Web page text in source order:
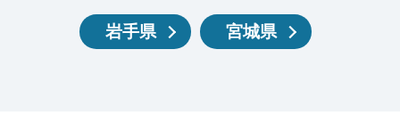
岩手県 宮城県